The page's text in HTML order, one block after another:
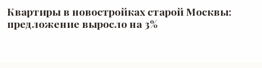
Квартиры в новостройках старой Москвы:
предложение выросло на 3%